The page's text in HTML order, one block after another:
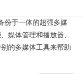
份于一体的超强多媒
媒体管理和播放器、
的多媒体工具来帮助